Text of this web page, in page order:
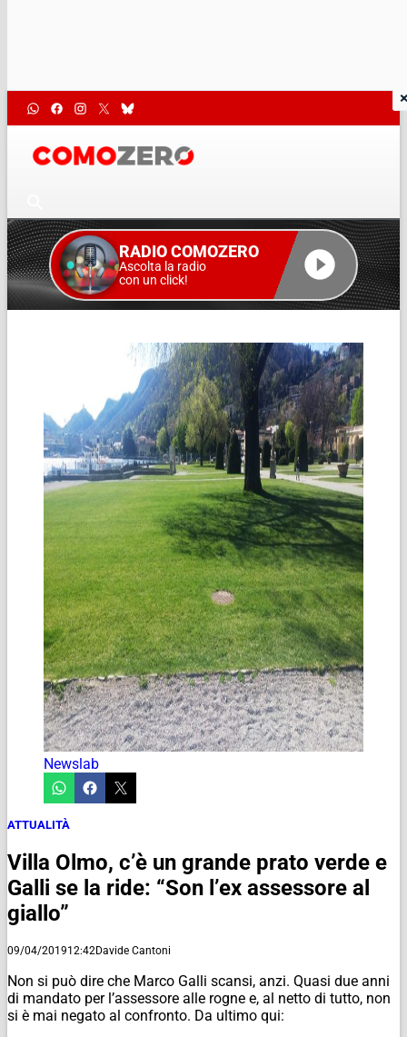
RADIO COMOZERO
Ascolta la radio
con un click!
Newslab
ATTUALITÀ
Villa Olmo, c’è un grande prato verde e
Galli se la ride: “Son l’ex assessore al
giallo”
09/04/201912:42Davide Cantoni
Non si può dire che Marco Galli scansi, anzi. Quasi due anni
di mandato per l’assessore alle rogne e, al netto di tutto, non
si è mai negato al confronto. Da ultimo qui: